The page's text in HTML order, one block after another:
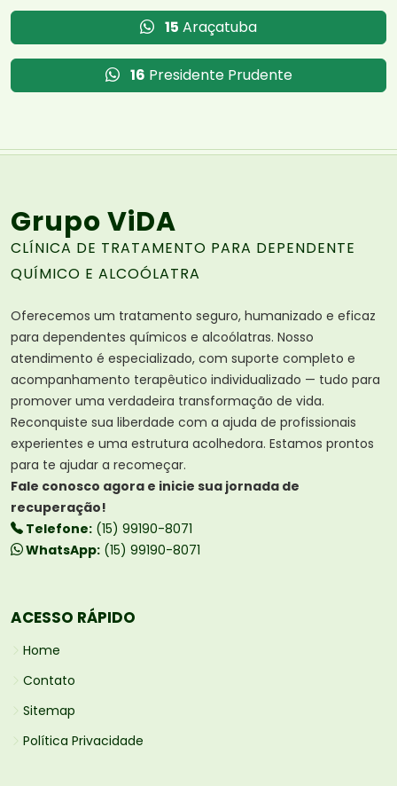
15 Araçatuba
16 Presidente Prudente
Grupo ViDA
CLÍNICA DE TRATAMENTO PARA DEPENDENTE
QUÍMICO E ALCOÓLATRA
Oferecemos um tratamento seguro, humanizado e eficaz
para dependentes químicos e alcoólatras. Nosso
atendimento é especializado, com suporte completo e
acompanhamento terapêutico individualizado — tudo para
promover uma verdadeira transformação de vida.
Reconquiste sua liberdade com a ajuda de profissionais
experientes e uma estrutura acolhedora. Estamos prontos
para te ajudar a recomeçar.
Fale conosco agora e inicie sua jornada de
recuperação!
Telefone: (15) 99190-8071
WhatsApp: (15) 99190-8071
ACESSO RÁPIDO
Home
Contato
Sitemap
Política Privacidade